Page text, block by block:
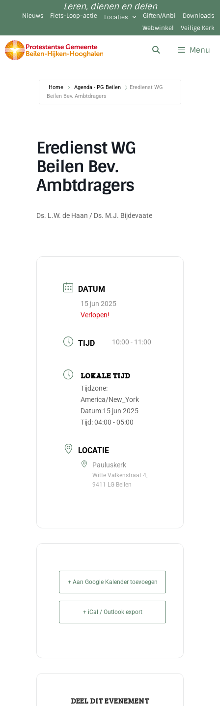
Leren, dienen en delen
Nieuws Fiets-Loop-actie Locaties Giften/Anbi
Downloads
Webwinkel
Veilige Kerk
Menu
Home Agenda - PG Beilen
Eredienst WG
Beilen Bev. Ambtdragers
Eredienst WG
Beilen Bev.
Ambtdragers
Ds. L.W. de Haan / Ds. M.J. Bijdevaate
DATUM
15 jun 2025
Verlopen!
TIJD 10:00 - 11:00
LOKALE TIJD
Tijdzone:
America/New_York
Datum:15 jun 2025
Tijd:04:00 - 05:00
LOCATIE
Pauluskerk
Witte Valkenstraat 4,
9411 LG Beilen
+ Aan Google Kalender toevoegen
+ iCal / Outlook export
DEEL DIT EVENEMENT